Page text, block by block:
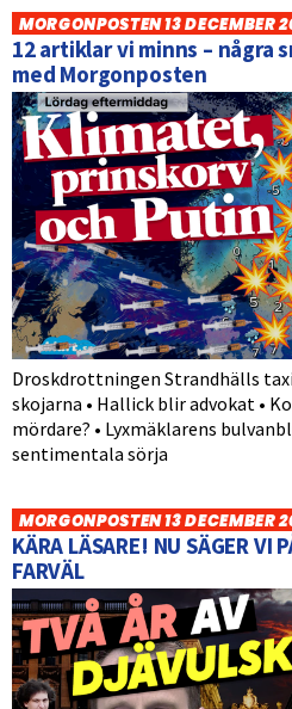
MORGONPOSTEN 13 DECEMBER
12 artiklar vi minns – några
med Morgonposten
Droskdrottningen Strandhälls
skojarna • Hallick blir advokat •
mördare? • Lyxmäklarens
sentimentala sörja
MORGONPOSTEN 13 DECEMBER
KÄRA LÄSARE! NU SÄGER VI
FARVÄL